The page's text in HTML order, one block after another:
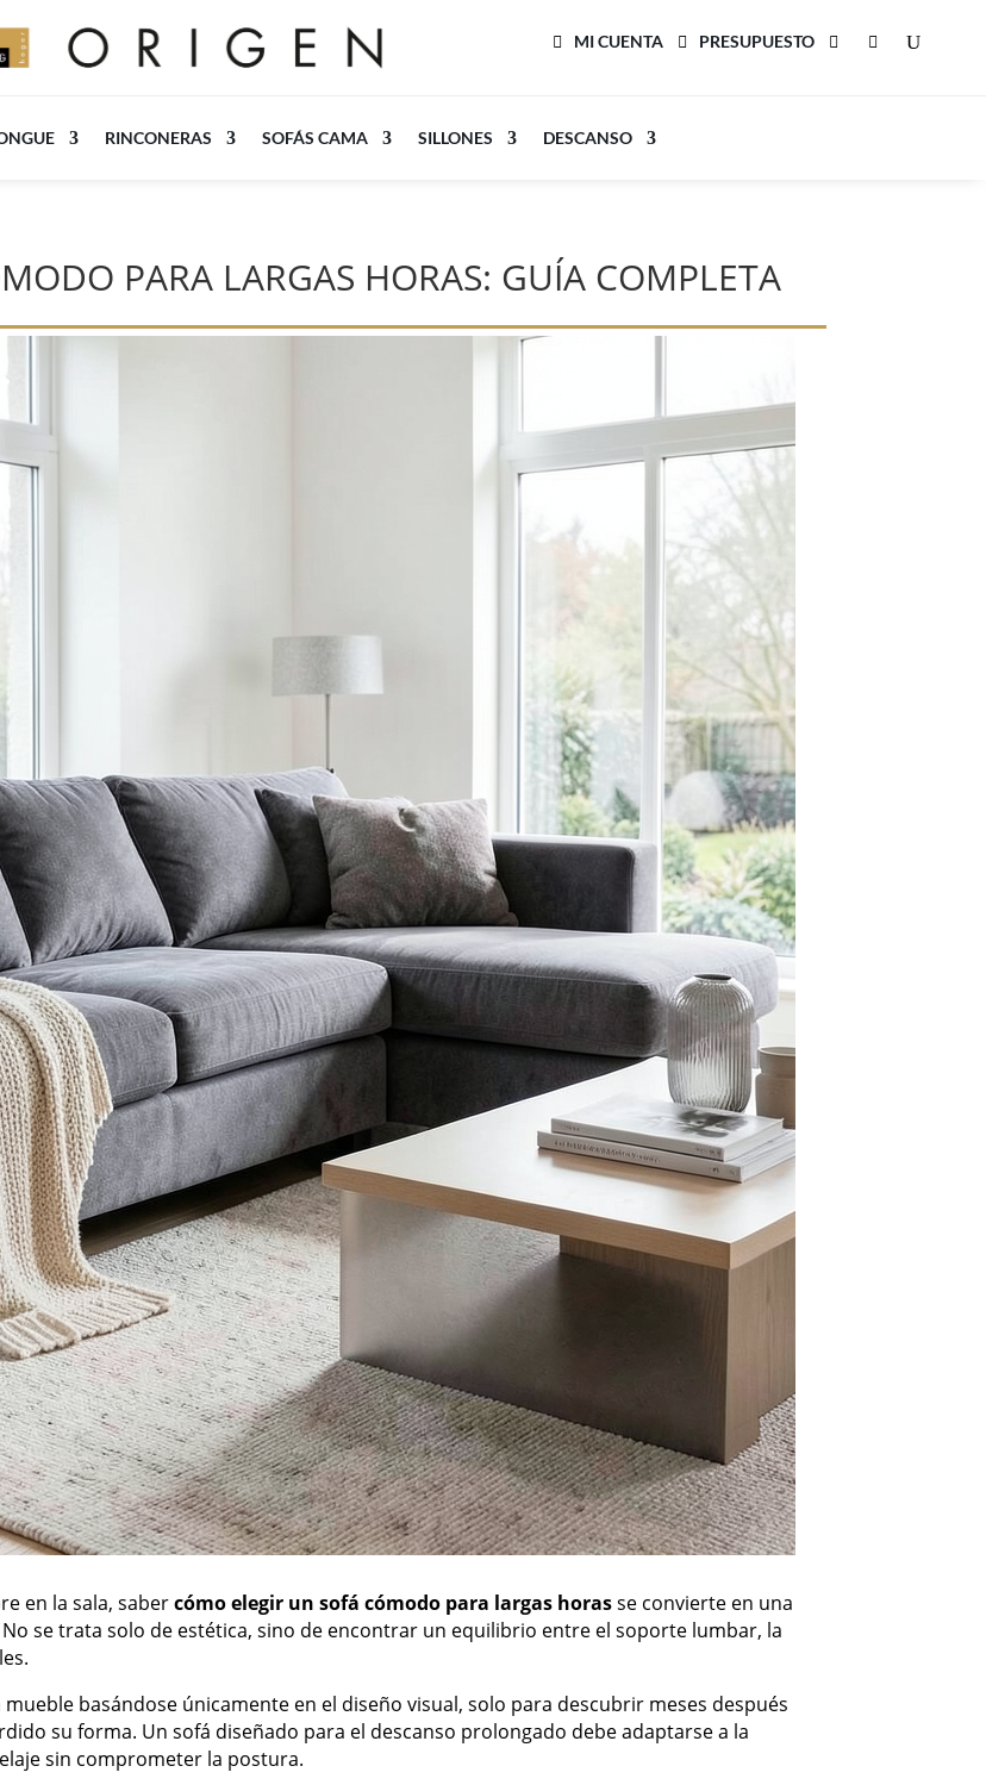
MI CUENTA PRESUPUESTO
RINCONERAS SOFÁS CAMA SILLONES DESCANSO
PARA LARGAS HORAS: GUÍA COMPLETA
en la sala, sabercómo elegir un sofá cómodo para largas horasse convierte en una
se trata solo de estética, sino de encontrar un equilibrio entre el soporte lumbar, la
basándose únicamente en el diseño visual, solo para descubrir meses después
su forma. Un sofá diseñado para el descanso prolongado debe adaptarse a la
sin comprometer la postura.